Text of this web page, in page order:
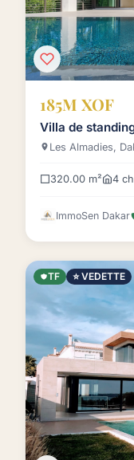
185M XOF
Villa de
Les Almadies,
320.00 m² 4
ImmoSen Dakar
TF ⭐ VEDETTE